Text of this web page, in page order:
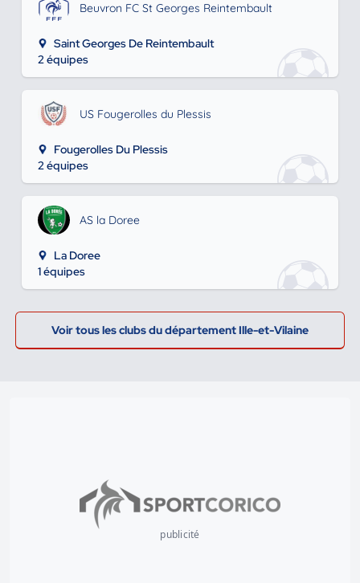
Beuvron FC St Georges Reintembault
Saint Georges De Reintembault
2 équipes
US Fougerolles du Plessis
Fougerolles Du Plessis
2 équipes
AS la Doree
La Doree
1 équipes
Voir tous les clubs du département Ille-et-Vilaine
publicité